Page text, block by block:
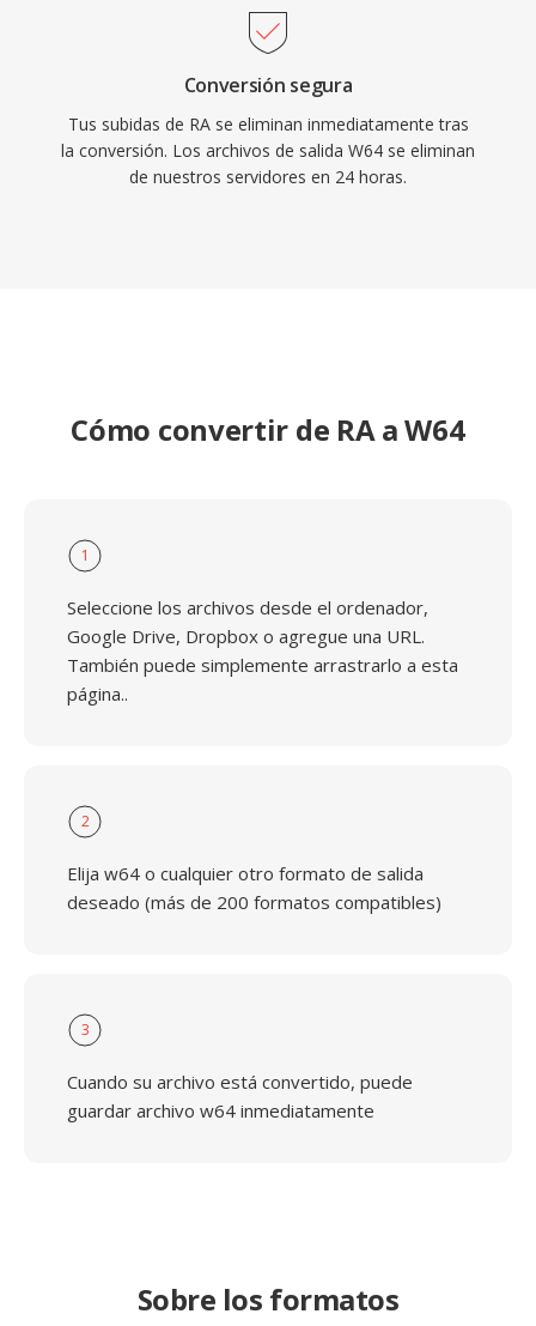
Conversión segura
Tus subidas de RA se eliminan inmediatamente tras
la conversión. Los archivos de salida W64 se eliminan
de nuestros servidores en 24 horas.
Cómo convertir de RA a W64
1
Seleccione los archivos desde el ordenador,
Google Drive, Dropbox o agregue una URL.
También puede simplemente arrastrarlo a esta
página..
2
Elija w64 o cualquier otro formato de salida
deseado (más de 200 formatos compatibles)
3
Cuando su archivo está convertido, puede
guardar archivo w64 inmediatamente
Sobre los formatos